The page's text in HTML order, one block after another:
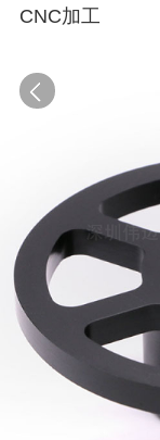
CNC加工